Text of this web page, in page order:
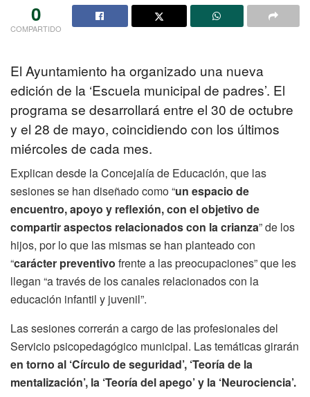
0
COMPARTIDO
El Ayuntamiento ha organizado una nueva
edición de la ‘Escuela municipal de padres’. El
programa se desarrollará entre el 30 de octubre
y el 28 de mayo, coincidiendo con los últimos
miércoles de cada mes.
Explican desde la Concejalía de Educación, que las
sesiones se han diseñado como “un espacio de
encuentro, apoyo y reflexión, con el objetivo de
compartir aspectos relacionados con la crianza” de los
hijos, por lo que las mismas se han planteado con
“carácter preventivo frente a las preocupaciones” que les
llegan “a través de los canales relacionados con la
educación infantil y juvenil”.
Las sesiones correrán a cargo de las profesionales del
Servicio psicopedagógico municipal. Las temáticas girarán
en torno al ‘Círculo de seguridad’, ‘Teoría de la
mentalización’, la ‘Teoría del apego’ y la ‘Neurociencia’.